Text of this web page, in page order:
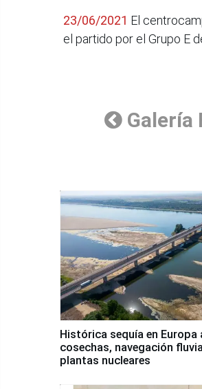
23/06/2021 El
el partido por el Grupo E
Galería
Histórica sequía en
cosechas, navegación
plantas nucleares